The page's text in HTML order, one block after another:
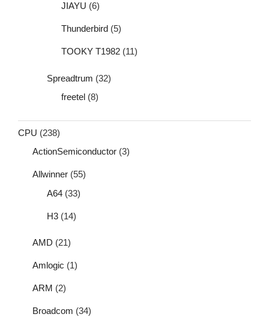
JIAYU (6)
Thunderbird (5)
TOOKY T1982 (11)
Spreadtrum (32)
freetel (8)
CPU (238)
ActionSemiconductor (3)
Allwinner (55)
A64 (33)
H3 (14)
AMD (21)
Amlogic (1)
ARM (2)
Broadcom (34)